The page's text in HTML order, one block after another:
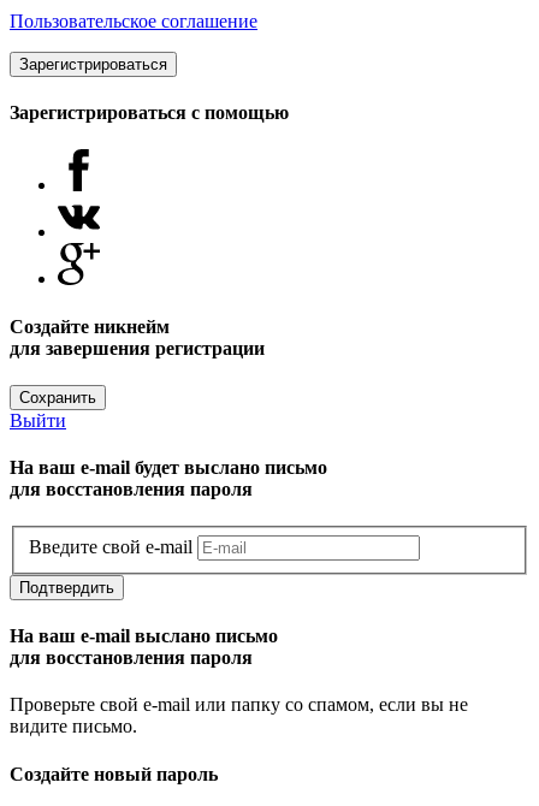
Пользовательское соглашение
Зарегистрироваться
Зарегистрироваться с помощью
Создайте никнейм
для завершения регистрации
Сохранить
Выйти
На ваш e-mail будет выслано письмо
для восстановления пароля
Введите свой e-mail
Подтвердить
На ваш e-mail выслано письмо
для восстановления пароля
Проверьте свой e-mail или папку со спамом, если вы не
видите письмо.
Создайте новый пароль